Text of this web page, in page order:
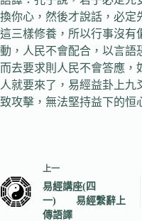
換你心，然後才說話，必定
這三樣修養，所以行事沒有
動，人民不會配合，以言語
而去要求則人民不會答應，
人就要來了，易經益卦上九
致攻擊，無法堅持益下的恒
上一
易經講座(四
一) 易經繫辭上
傳語譯